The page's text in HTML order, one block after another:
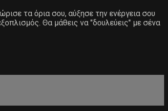
τα όρια σου, αύξησε την ενέργεια σου
Θα μάθεις να "δουλεύεις" με σένα